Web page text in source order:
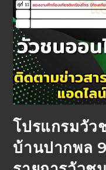
โปรแกรมวั
บ้านปากพล